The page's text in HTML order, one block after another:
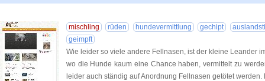
mischling rüden hundevermittlung gechipt
geimpft
Wie leider so viele andere Fellnasen, ist der kleine Leander
wo die Hunde kaum eine Chance haben, vermittelt zu
leider auch ständig auf Anordnung Fellnasen getötet